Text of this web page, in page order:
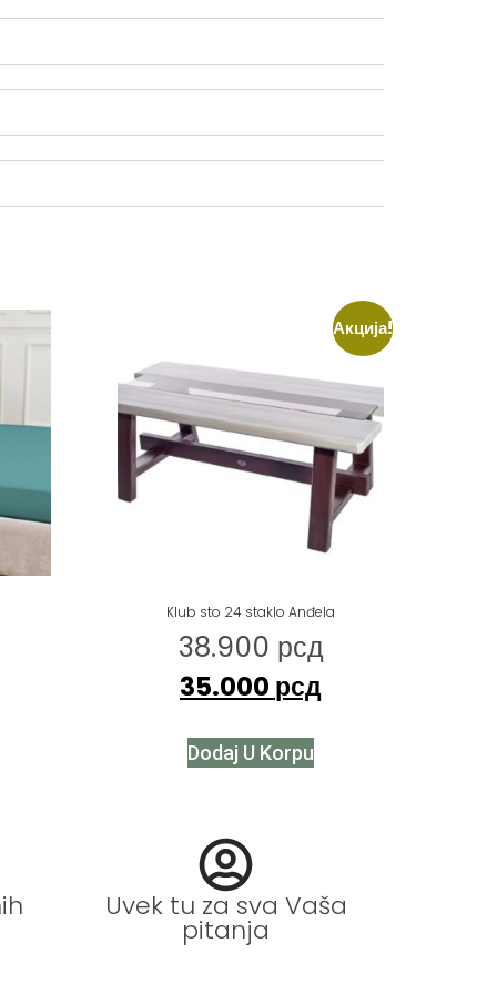
Акција!
Klub sto 24 staklo Anđela
38.900 рсд
35.000 рсд
Dodaj U Korpu
Uvek tu za sva Vaša
pitanja